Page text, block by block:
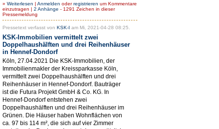
» Weiterlesen | Anmelden oderregistrieren um Kommentare
einzutragen | 2 Anhänge - 1291 Zeichen in dieser
Pressemeldung
Pressetext verfasst von KSK-I am Mi, 2021-04-28 08:25.
KSK-Immobilien vermittelt zwei
Doppelhaushälften und drei Reihenhäuser
in Hennef-Dondorf
Köln, 27.04.2021 Die KSK-Immobilien, der
Immobilienmakler der Kreissparkasse Köln,
vermittelt zwei Doppelhaushälften und drei
Reihenhäuser in Hennef-Dondorf. Bauträger
ist die Futura Projekt GmbH & Co. KG. In
Hennef-Dondorf entstehen zwei
Doppelhaushälften und drei Reihenhäuser im
Grünen. Die Häuser haben Wohnflächen von
ca. 97 bis 114 m², die sich auf vier Zimmer